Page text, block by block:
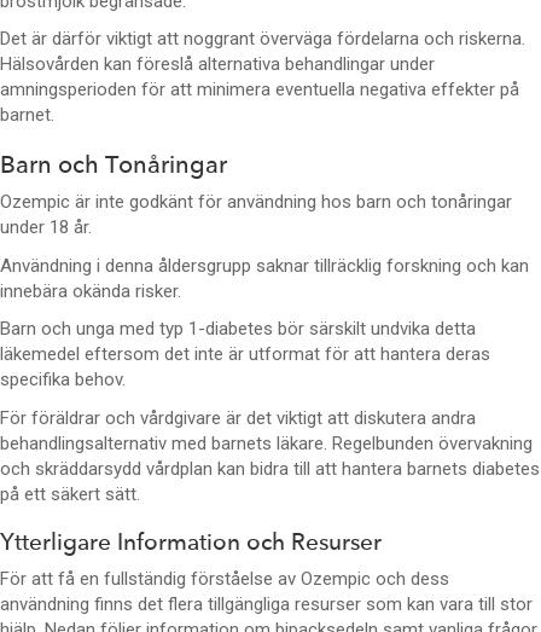
Det är därför viktigt att noggrant överväga fördelarna och riskerna.
Hälsovården kan föreslå alternativa behandlingar under
amningsperioden för att minimera eventuella negativa effekter på
barnet.
Barn och Tonåringar
Ozempic är inte godkänt för användning hos barn och tonåringar
under 18 år.
Användning i denna åldersgrupp saknar tillräcklig forskning och kan
innebära okända risker.
Barn och unga med typ 1-diabetes bör särskilt undvika detta
läkemedel eftersom det inte är utformat för att hantera deras
specifika behov.
För föräldrar och vårdgivare är det viktigt att diskutera andra
behandlingsalternativ med barnets läkare. Regelbunden övervakning
och skräddarsydd vårdplan kan bidra till att hantera barnets diabetes
på ett säkert sätt.
Ytterligare Information och Resurser
För att få en fullständig förståelse av Ozempic och dess
användning finns det flera tillgängliga resurser som kan vara till stor